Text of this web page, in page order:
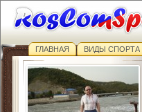
ГЛАВНАЯ ВИДЫ СПОРТА